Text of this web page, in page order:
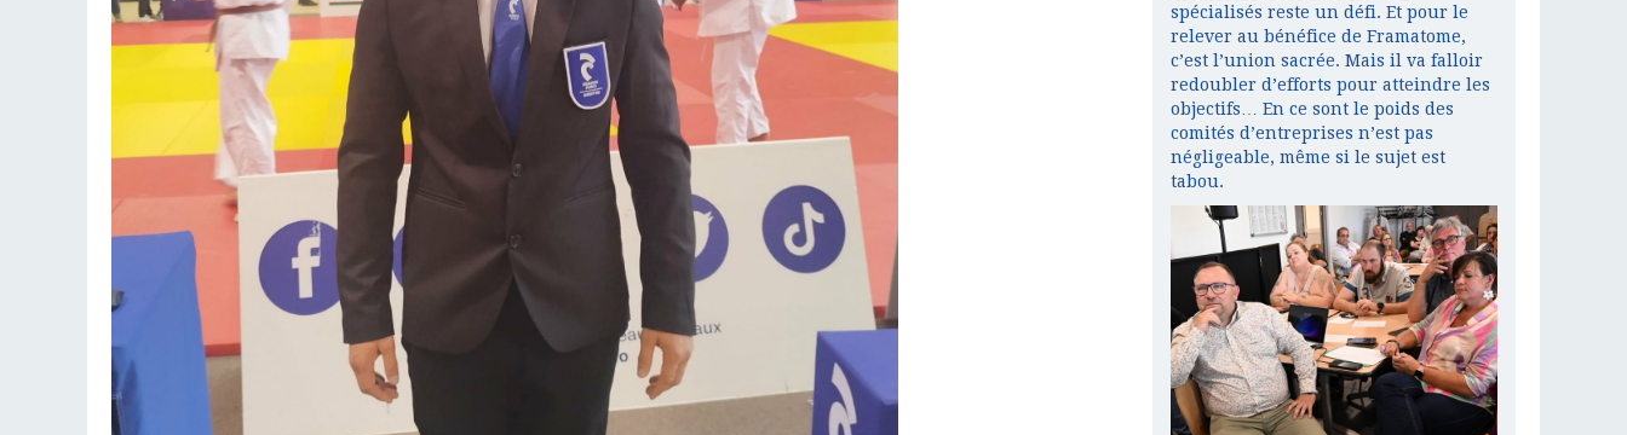
spécialisés reste un défi. Et pour le
relever au bénéfice de Framatome,
c’est l’union sacrée. Mais il va falloir
redoubler d’efforts pour atteindre les
objectifs… En ce sont le poids des
comités d’entreprises n’est pas
négligeable, même si le sujet est
tabou.